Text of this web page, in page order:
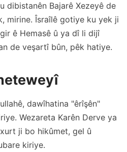
dibistanên Bajarê Xezeyê de
mirine. Îsraîlê gotiye ku yek ji
ê Hemasê û ya dî li dijî
de veşartî bûn, pêk hatiye.
dawîhatina "êrîşên"
Wezareta Karên Derve ya
ji bo hikûmet, gel û
kiriye.